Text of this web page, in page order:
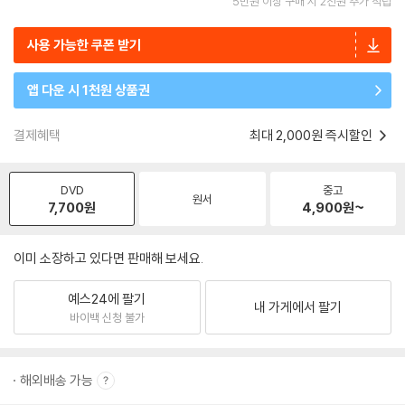
사용 가능한 쿠폰 받기
앱 다운 시 1천원 상품권
결제혜택 최대 2,000원 즉시할인
DVD
7,700원 원서
중고
4,900원~
이미 소장하고 있다면 판매해 보세요.
예스24에 팔기
바이백 신청 불가
내 가게에서 팔기
해외배송 가능